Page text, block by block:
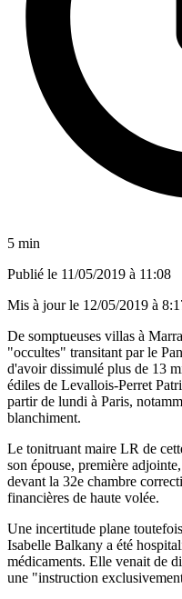
5 min
Publié le 11/05/2019 à 11:08
Mis à jour le 12/05/2019 à
De somptueuses villas à
"occultes" transitant par le
d'avoir dissimulé plus de 13
édiles de Levallois-Perret
partir de lundi à Paris,
blanchiment.
Le tonitruant maire LR de
son épouse, première
devant la 32e chambre
financières de haute volée.
Une incertitude plane
Isabelle Balkany a été
médicaments. Elle venait de
une "instruction